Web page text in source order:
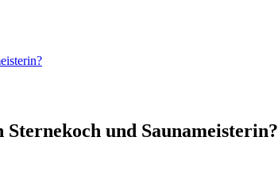
und Saunameisterin?